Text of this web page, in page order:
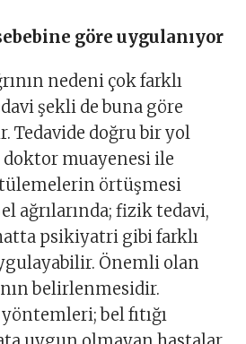
göre uygulanıyor
nedeni çok farklı
şekli de buna göre
Tedavide doğru bir yol
muayenesi ile
örtüşmesi
ağrılarında; fizik tedavi,
psikiyatri gibi farklı
Önemli olan
belirlenmesidir.
bel fıtığı